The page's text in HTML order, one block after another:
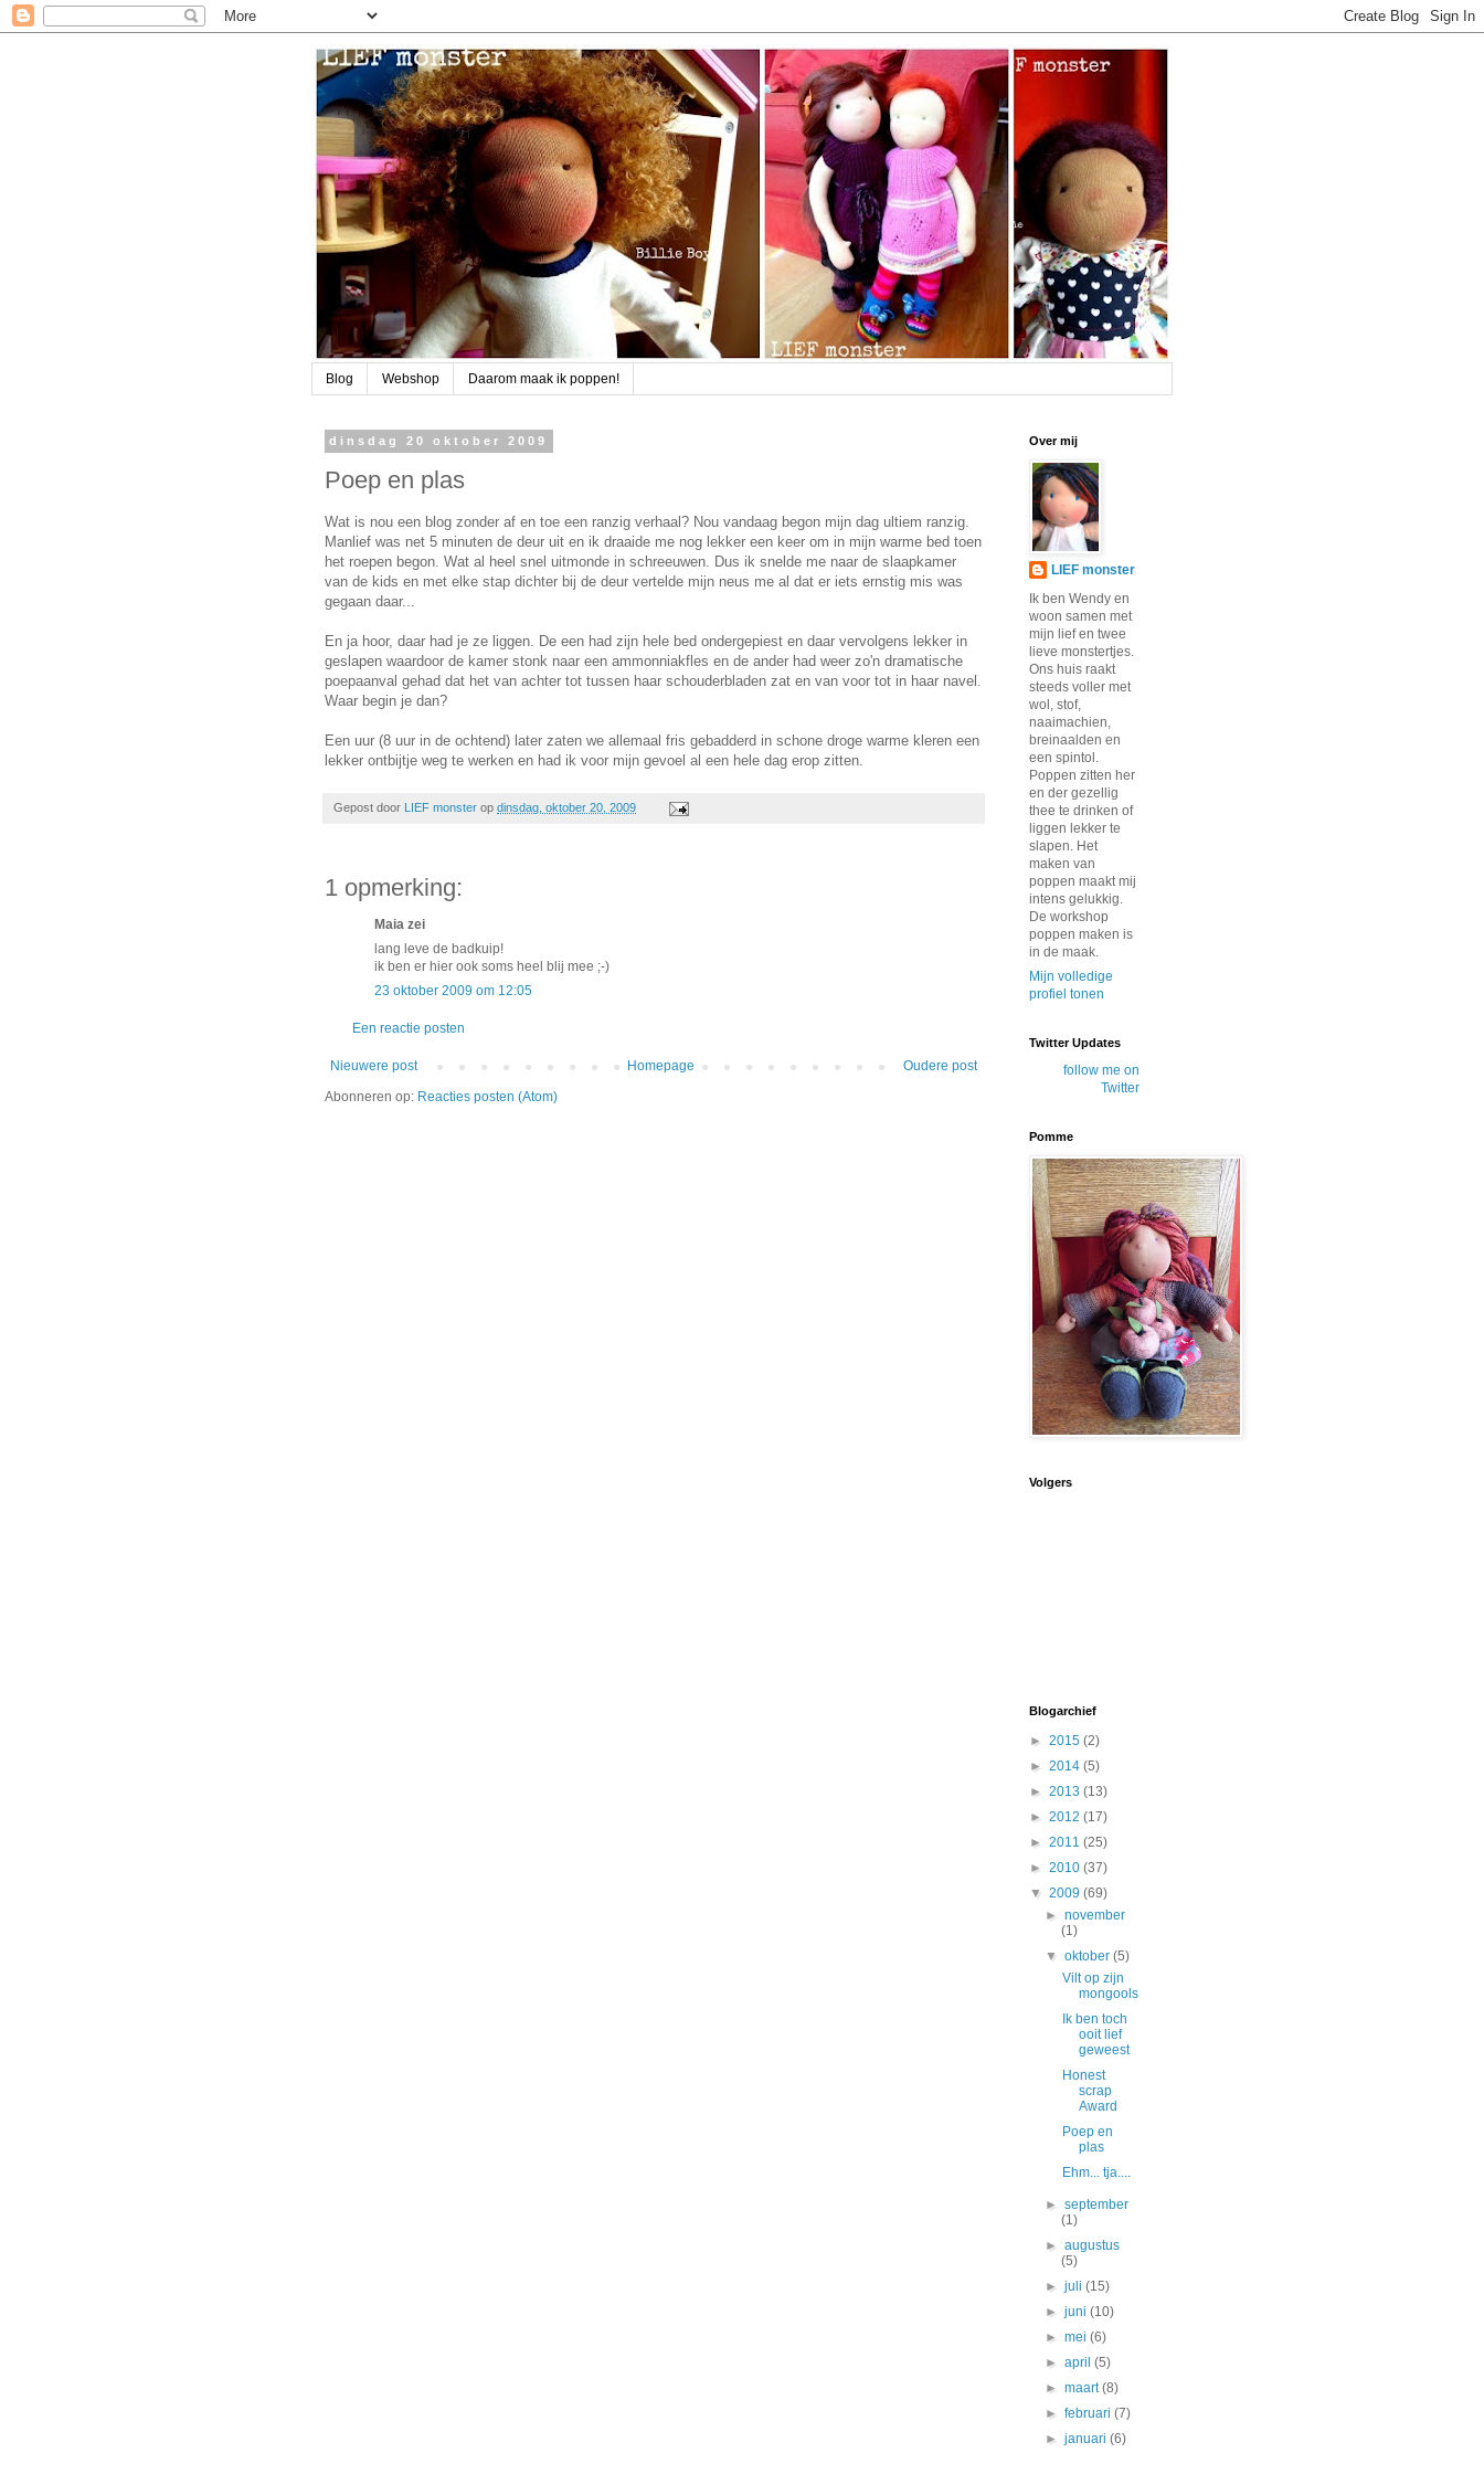
Blog Webshop Daarom maak ik poppen!
dinsdag 20 oktober 2009
Poep en plas
Wat is nou een blog zonder af en toe een ranzig verhaal? Nou vandaag begon mijn dag ultiem ranzig.
Manlief was net 5 minuten de deur uit en ik draaide me nog lekker een keer om in mijn warme bed toen
het roepen begon. Wat al heel snel uitmonde in schreeuwen. Dus ik snelde me naar de slaapkamer
van de kids en met elke stap dichter bij de deur vertelde mijn neus me al dat er iets ernstig mis was
gegaan daar...
En ja hoor, daar had je ze liggen. De een had zijn hele bed ondergepiest en daar vervolgens lekker in
geslapen waardoor de kamer stonk naar een ammonniakfles en de ander had weer zo'n dramatische
poepaanval gehad dat het van achter tot tussen haar schouderbladen zat en van voor tot in haar navel.
Waar begin je dan?
Een uur (8 uur in de ochtend) later zaten we allemaal fris gebadderd in schone droge warme kleren een
lekker ontbijtje weg te werken en had ik voor mijn gevoel al een hele dag erop zitten.
Gepost door LIEF monster op dinsdag, oktober 20, 2009
1 opmerking:
Maia zei
lang leve de badkuip!
ik ben er hier ook soms heel blij mee ;-)
23 oktober 2009 om 12:05
Een reactie posten
Nieuwere post Oudere post
Homepage
Abonneren op: Reacties posten (Atom)
Over mij
LIEF monster
Ik ben Wendy en
woon samen met
mijn lief en twee
lieve monstertjes.
Ons huis raakt
steeds voller met
wol, stof,
naaimachien,
breinaalden en
een spintol.
Poppen zitten her
en der gezellig
thee te drinken of
liggen lekker te
slapen. Het
maken van
poppen maakt mij
intens gelukkig.
De workshop
poppen maken is
in de maak.
Mijn volledige
profiel tonen
Twitter Updates
follow me on
Twitter
Pomme
Volgers
Blogarchief
► 2015 (2)
► 2014 (5)
► 2013 (13)
► 2012 (17)
► 2011 (25)
► 2010 (37)
▼ 2009 (69)
►november
(1)
▼oktober(5)
Vilt op zijn
mongools
Ik ben toch
ooit lief
geweest
Honest
scrap
Award
Poep en
plas
Ehm... tja....
►september
(1)
►augustus
(5)
►juli(15)
►juni(10)
►mei(6)
►april(5)
►maart(8)
►februari(7)
►januari(6)